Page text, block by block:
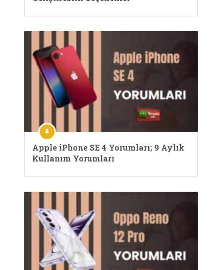
Apple iPhone SE 4 Yorumları; 9 Aylık
Kullanım Yorumları